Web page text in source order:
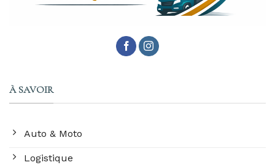
À SAVOIR
Auto & Moto
Logistique